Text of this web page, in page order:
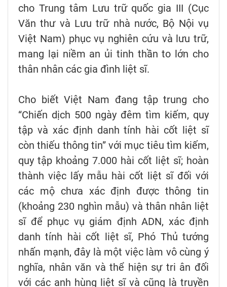
cho Trung tâm Lưu trữ quốc gia III (Cục
Văn thư và Lưu trữ nhà nước, Bộ Nội vụ
Việt Nam) phục vụ nghiên cứu và lưu trữ,
mang lại niềm an ủi tinh thần to lớn cho
thân nhân các gia đình liệt sĩ.
Cho biết Việt Nam đang tập trung cho
“Chiến dịch 500 ngày đêm tìm kiếm, quy
tập và xác định danh tính hài cốt liệt sĩ
còn thiếu thông tin” với mục tiêu tìm kiếm,
quy tập khoảng 7.000 hài cốt liệt sĩ; hoàn
thành việc lấy mẫu hài cốt liệt sĩ đối với
các mộ chưa xác định được thông tin
(khoảng 230 nghìn mẫu) và thân nhân liệt
sĩ để phục vụ giám định ADN, xác định
danh tính hài cốt liệt sĩ, Phó Thủ tướng
nhấn mạnh, đây là một việc làm vô cùng ý
nghĩa, nhân văn và thể hiện sự tri ân đối
với các anh hùng liệt sĩ và cũng là truyền